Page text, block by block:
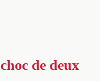
de deux